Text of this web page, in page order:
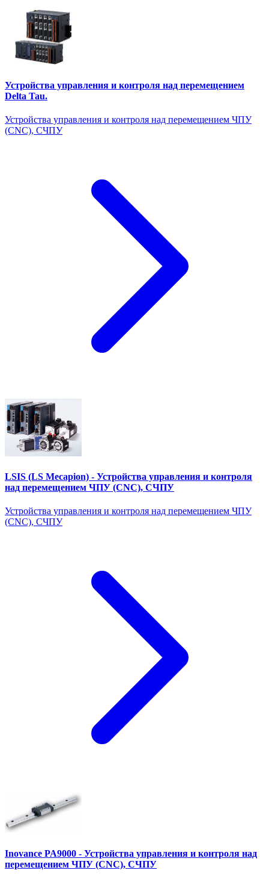
Устройства управления и контроля над перемещением
Delta Tau.
Устройства управления и контроля над перемещением ЧПУ
(CNC), СЧПУ
LSIS (LS Mecapion) - Устройства управления и контроля
над перемещением ЧПУ (CNC), СЧПУ
Устройства управления и контроля над перемещением ЧПУ
(CNC), СЧПУ
Inovance PA9000 - Устройства управления и контроля над
перемещением ЧПУ (CNC), СЧПУ